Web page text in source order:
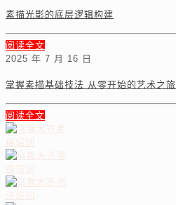
素描光影的底层逻辑构建
阅读全文
2025 年 7 月 16 日
掌握素描基础技法 从零开始的艺术之旅
阅读全文